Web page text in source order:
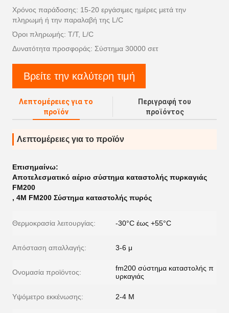
Χρόνος παράδοσης: 15-20 εργάσιμες ημέρες μετά την
πληρωμή ή την παραλαβή της L/C
Όροι πληρωμής: T/T, L/C
Δυνατότητα προσφοράς: Σύστημα 30000 σετ
Βρείτε την καλύτερη τιμή
Λεπτομέρειες για το
προϊόν
Περιγραφή του
προϊόντος
Λεπτομέρειες για το προϊόν
Επισημαίνω:
Αποτελεσματικό αέριο σύστημα καταστολής πυρκαγιάς
FM200
, 4M FM200 Σύστημα καταστολής πυρός
Θερμοκρασία λειτουργίας: -30°C έως +55°C
Απόσταση απαλλαγής: 3-6 μ
Ονομασία προϊόντος:
fm200 σύστημα καταστολής π
υρκαγιάς
Υψόμετρο εκκένωσης: 2-4 M